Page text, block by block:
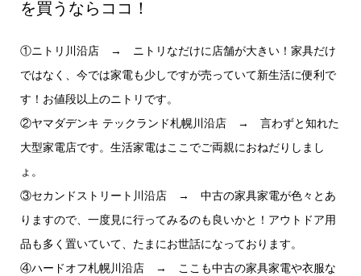
を買うならココ！
①ニトリ川沿店 → ニトリなだけに店舗が大きい！家具だけ
ではなく、今では家電も少しですが売っていて新生活に便利で
す！お値段以上のニトリです。
②ヤマダデンキ テックランド札幌川沿店 → 言わずと知れた
大型家電店です。生活家電はここでご両親におねだりしまし
ょ。
③セカンドストリート川沿店 → 中古の家具家電が色々とあ
りますので、一度見に行ってみるのも良いかと！アウトドア用
品も多く置いていて、たまにお世話になっております。
④ハードオフ札幌川沿店 → ここも中古の家具家電や衣服な